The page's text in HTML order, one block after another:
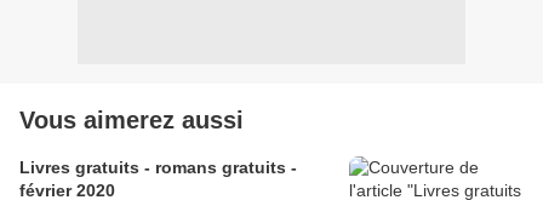
Vous aimerez aussi
Livres gratuits - romans gratuits -
février 2020